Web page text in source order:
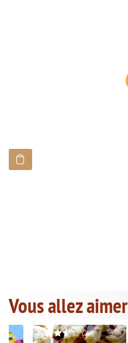
Vous allez aimer